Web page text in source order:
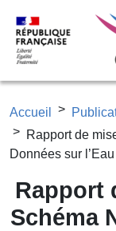
Aller au contenu
Fil d'Ariane
Accueil
Rapport de
Données sur
Rapport
Schéma